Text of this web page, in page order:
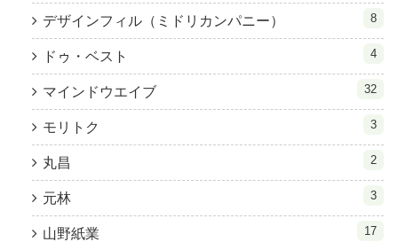
デザインフィル（ミドリカンパニー） 8
ドゥ・ベスト 4
マインドウエイブ 32
モリトク 3
丸昌 2
元林 3
山野紙業 17